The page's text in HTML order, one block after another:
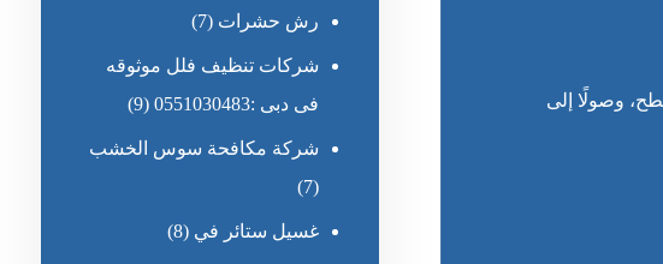
وصولًا إلى
رش حشرات (7)
شركات تنظيف فلل موثوقه
فى دبى :0551030483
(9)
شركة مكافحة سوس الخشب
(7)
غسيل ستائر في (8)